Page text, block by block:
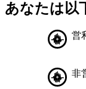
あなたは以
営
非